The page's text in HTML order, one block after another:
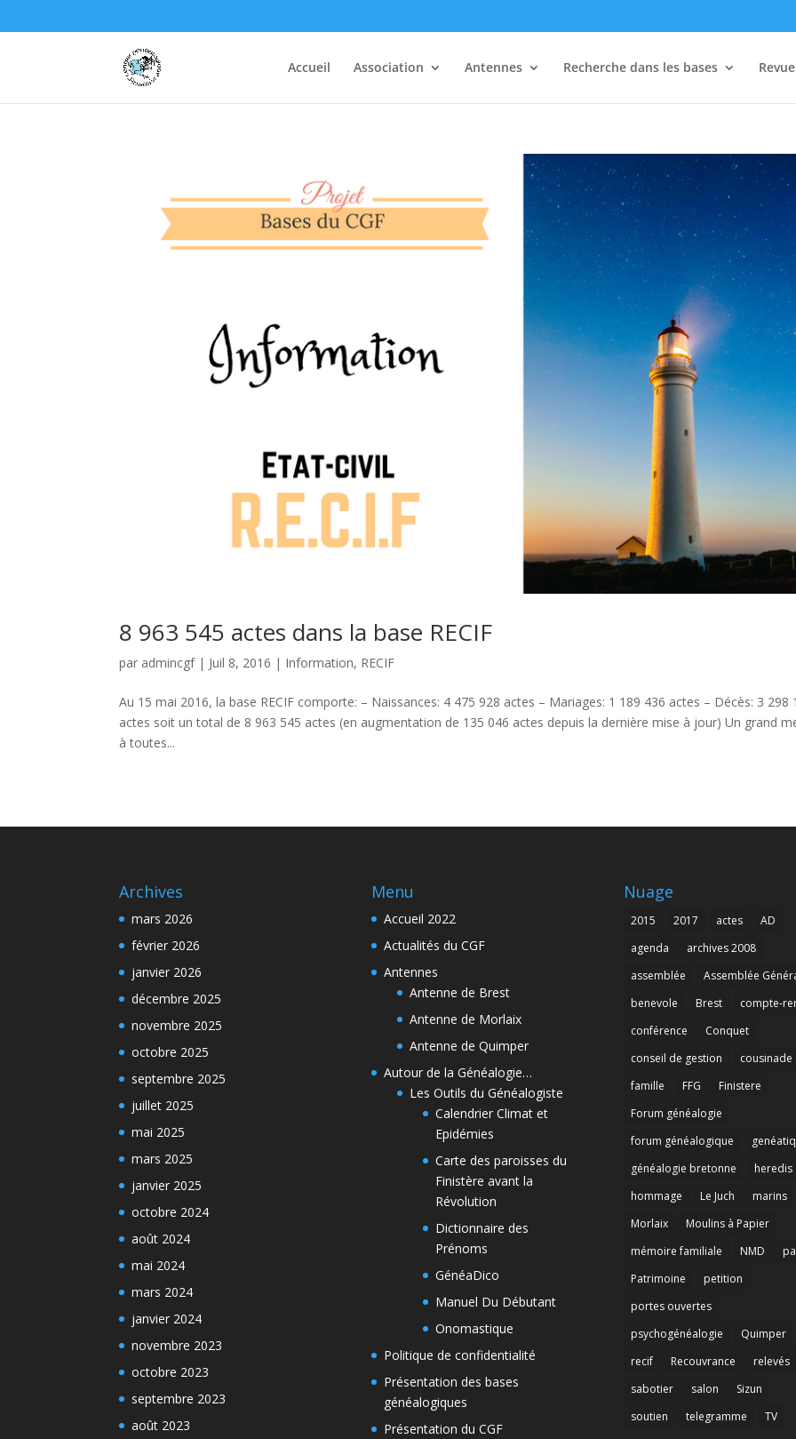
Accueil Association Antennes Recherche dans les bases
8 963 545 actes dans la base RECIF
par admincgf| Juil 8, 2016 | Information, RECIF
Au 15 mai 2016, la base RECIF comporte: – Naissances: 4 475 928 actes – Mariages: 1 189 436 actes – Décès: 3 298
actes soit un total de 8 963 545 actes (en augmentation de 135 046 actes depuis la dernière mise à jour) Un grand
à toutes...
Archives
mars 2026
février 2026
janvier 2026
décembre 2025
novembre 2025
octobre 2025
septembre 2025
juillet 2025
mai 2025
mars 2025
janvier 2025
octobre 2024
août 2024
mai 2024
mars 2024
janvier 2024
novembre 2023
octobre 2023
septembre 2023
août 2023
Menu
Accueil 2022
Actualités du CGF
Antennes
Antenne de Brest
Antenne de Morlaix
Antenne de Quimper
Autour de la Généalogie…
Les Outils du Généalogiste
Calendrier Climat et
Epidémies
Carte des paroisses du
Finistère avant la
Révolution
Dictionnaire des
Prénoms
GénéaDico
Manuel Du Débutant
Onomastique
Politique de confidentialité
Présentation des bases
généalogiques
Présentation du CGF
Nuage
2015 2017 actes
AD
agenda
archives 2008
assemblée
Assemblée
benevole
Brest
compte-
conférence
Conquet
conseil de gestion
cousinade
famille
FFG
Finistere
Forum généalogie
forum généalogique
généalogie bretonne
heredis
hommage
Le Juch
marins
Morlaix
Moulins à Papier
mémoire familiale
NMD
Patrimoine
petition
portes ouvertes
psychogénéalogie
Quimper
recif
Recouvrance
relevés
sabotier
salon
Sizun
soutien
telegramme TV